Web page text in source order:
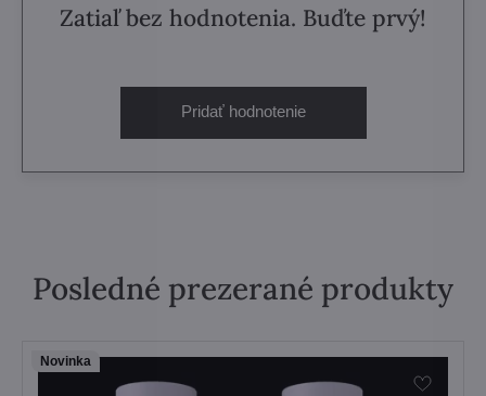
Zatiaľ bez hodnotenia. Buďte prvý!
Pridať hodnotenie
Posledné prezerané produkty
Novinka